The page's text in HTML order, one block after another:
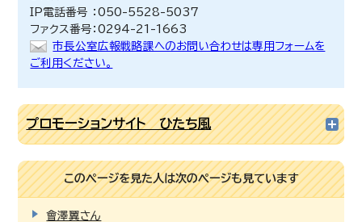
IP電話番号 ：050-5528-5037
ファクス番号：0294-21-1663
市長公室広報戦略課へのお問い合わせは専用フォームを
ご利用ください。
プロモーションサイト ひたち風
このページを見た人は次のページも見ています
會澤翼さん